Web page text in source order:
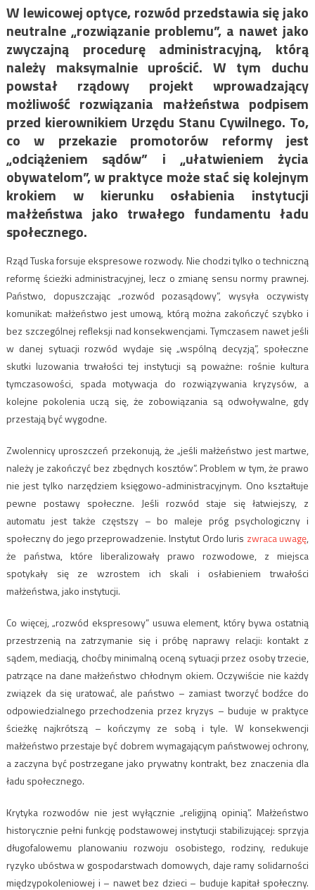
W lewicowej optyce, rozwód przedstawia się jako
neutralne „rozwiązanie problemu”, a nawet jako
zwyczajną procedurę administracyjną, którą
należy maksymalnie uprościć. W tym duchu
powstał rządowy projekt wprowadzający
możliwość rozwiązania małżeństwa podpisem
przed kierownikiem Urzędu Stanu Cywilnego. To,
co w przekazie promotorów reformy jest
„odciążeniem sądów” i „ułatwieniem życia
obywatelom”, w praktyce może stać się kolejnym
krokiem w kierunku osłabienia instytucji
małżeństwa jako trwałego fundamentu ładu
społecznego.
Rząd Tuska forsuje ekspresowe rozwody. Nie chodzi tylko o techniczną
reformę ścieżki administracyjnej, lecz o zmianę sensu normy prawnej.
Państwo, dopuszczając „rozwód pozasądowy”, wysyła oczywisty
komunikat: małżeństwo jest umową, którą można zakończyć szybko i
bez szczególnej refleksji nad konsekwencjami. Tymczasem nawet jeśli
w danej sytuacji rozwód wydaje się „wspólną decyzją”, społeczne
skutki luzowania trwałości tej instytucji są poważne: rośnie kultura
tymczasowości, spada motywacja do rozwiązywania kryzysów, a
kolejne pokolenia uczą się, że zobowiązania są odwoływalne, gdy
przestają być wygodne.
Zwolennicy uproszczeń przekonują, że „jeśli małżeństwo jest martwe,
należy je zakończyć bez zbędnych kosztów”. Problem w tym, że prawo
nie jest tylko narzędziem księgowo-administracyjnym. Ono kształtuje
pewne postawy społeczne. Jeśli rozwód staje się łatwiejszy, z
automatu jest także częstszy – bo maleje próg psychologiczny i
społeczny do jego przeprowadzenie. Instytut Ordo Iuris zwraca uwagę,
że państwa, które liberalizowały prawo rozwodowe, z miejsca
spotykały się ze wzrostem ich skali i osłabieniem trwałości
małżeństwa, jako instytucji.
Co więcej, „rozwód ekspresowy” usuwa element, który bywa ostatnią
przestrzenią na zatrzymanie się i próbę naprawy relacji: kontakt z
sądem, mediacją, choćby minimalną oceną sytuacji przez osoby trzecie,
patrzące na dane małżeństwo chłodnym okiem. Oczywiście nie każdy
związek da się uratować, ale państwo – zamiast tworzyć bodźce do
odpowiedzialnego przechodzenia przez kryzys – buduje w praktyce
ścieżkę najkrótszą – kończymy ze sobą i tyle. W konsekwencji
małżeństwo przestaje być dobrem wymagającym państwowej ochrony,
a zaczyna być postrzegane jako prywatny kontrakt, bez znaczenia dla
ładu społecznego.
Krytyka rozwodów nie jest wyłącznie „religijną opinią”. Małżeństwo
historycznie pełni funkcję podstawowej instytucji stabilizującej: sprzyja
długofalowemu planowaniu rozwoju osobistego, rodziny, redukuje
ryzyko ubóstwa w gospodarstwach domowych, daje ramy solidarności
międzypokoleniowej i – nawet bez dzieci – buduje kapitał społeczny.